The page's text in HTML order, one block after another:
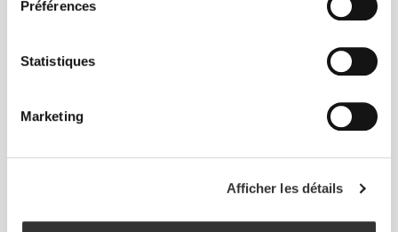
Préférences
Statistiques
Marketing
Afficher les détails
H2O Immune - 8 sticks
Clear Whey Isolate - Mojito